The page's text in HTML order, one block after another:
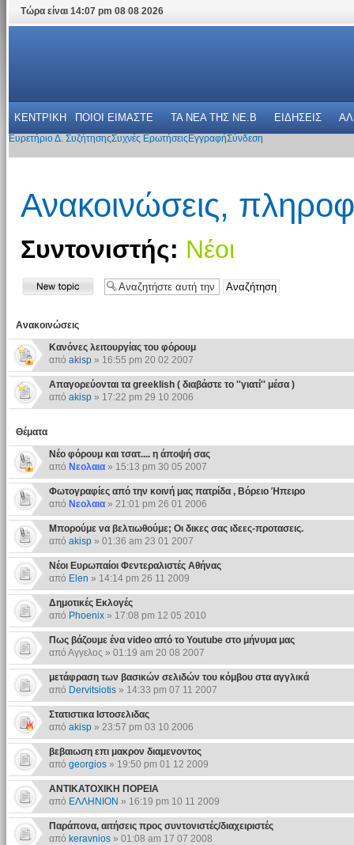
Τώρα είναι 14:07 pm 08 08 2026
ΚΕΝΤΡΙΚΗ ΠΟΙΟΙ ΕΙΜΑΣΤΕ ΤΑ ΝΕΑ THΣ NE.B ΕΙΔΗΣΕΙΣ
Ευρετήριο Δ. ΣυζήτησηςΣυχνές Ερωτήσεις ΕγγραφήΣύνδεση
Ανακοινώσεις,
Συντονιστής: Νέοι
Ανακοινώσεις
Κανόνες λειτουργίας του φόρουμ
από akisp» 16:55 pm 20 02 2007
Απαγορεύονται τα greeklish ( διαβάστε το ''γιατί'' μέσα )
από akisp» 17:22 pm 29 10 2006
Θέματα
Νέο φόρουμ και τσατ.... η άποψή σας
από Νεολαια» 15:13 pm 30 05 2007
Φωτογραφίες από την κοινή μας πατρίδα , Βόρειο Ήπειρο
από Νεολαια» 21:01 pm 26 01 2006
Μπορούμε να βελτιωθούμε; Οι δικες σας ιδεες-προτασεις.
από akisp» 01:36 am 23 01 2007
Νέοι Ευρωπαίοι Φεντεραλιστές Αθήνας
από Elen » 14:14 pm 26 11 2009
Δημοτικές Εκλογές
από Phoenix» 17:08 pm 12 05 2010
Πως βάζουμε ένα video από το Youtube στο μήνυμα μας
από Αγγελος » 01:19 am 20 08 2007
μετάφραση των βασικών σελιδών του κόμβου στα αγγλικά
από Dervitsiotis» 14:33 pm 07 11 2007
Στατιστικα Ιστοσελιδας
από akisp» 23:57 pm 03 10 2006
βεβαιωση επι μακρον διαμενοντος
από georgios» 19:50 pm 01 12 2009
ΑΝΤΙΚΑΤΟΧΙΚΗ ΠΟΡΕΙΑ
από ΕΛΛΗΝΙΟΝ » 16:19 pm 10 11 2009
Παράπονα, αιτήσεις προς συντονιστές/διαχειριστές
από keravnios» 01:08 am 17 07 2008